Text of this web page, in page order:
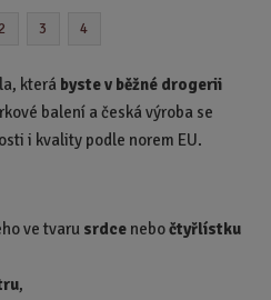
p
o
2 3 4
která byste v běžné drogerii
balení a česká výroba se
i kvality podle norem EU.
ve tvaru srdcenebočtyřlístku
,